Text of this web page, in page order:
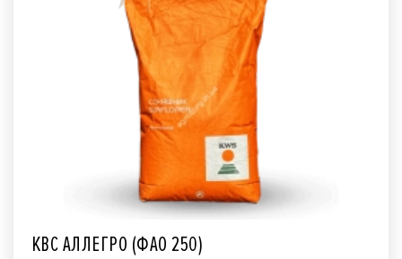
КВС АЛЛЕГРО (ФАО 250)